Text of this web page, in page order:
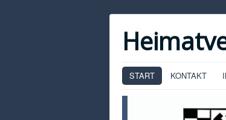
START KONTAKT